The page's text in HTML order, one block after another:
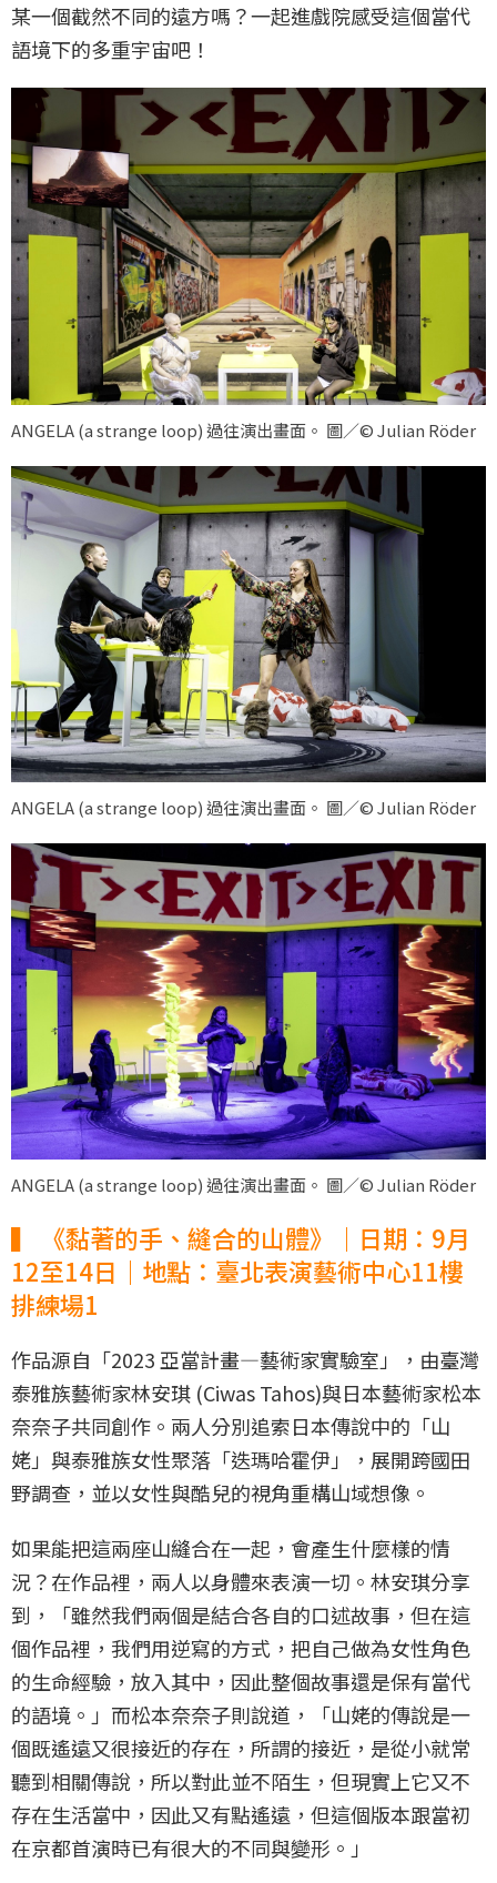
某一個截然不同的遠方嗎？一起進戲院感受這個當代
語境下的多重宇宙吧！
ANGELA (a strange loop) 過往演出畫面。 圖／© Julian Röder
ANGELA (a strange loop) 過往演出畫面。 圖／© Julian Röder
ANGELA (a strange loop) 過往演出畫面。 圖／© Julian Röder
▍ 《黏著的手、縫合的山體》｜日期：9月
12至14日｜地點：臺北表演藝術中心11樓
排練場1
作品源自「2023 亞當計畫—藝術家實驗室」，由臺灣
泰雅族藝術家林安琪 (Ciwas Tahos)與日本藝術家松本
奈奈子共同創作。兩人分別追索日本傳說中的「山
姥」與泰雅族女性聚落「迭瑪哈霍伊」，展開跨國田
野調查，並以女性與酷兒的視角重構山域想像。
如果能把這兩座山縫合在一起，會產生什麼樣的情
況？在作品裡，兩人以身體來表演一切。林安琪分享
到，「雖然我們兩個是結合各自的口述故事，但在這
個作品裡，我們用逆寫的方式，把自己做為女性角色
的生命經驗，放入其中，因此整個故事還是保有當代
的語境。」而松本奈奈子則說道，「山姥的傳說是一
個既遙遠又很接近的存在，所謂的接近，是從小就常
聽到相關傳說，所以對此並不陌生，但現實上它又不
存在生活當中，因此又有點遙遠，但這個版本跟當初
在京都首演時已有很大的不同與變形。」